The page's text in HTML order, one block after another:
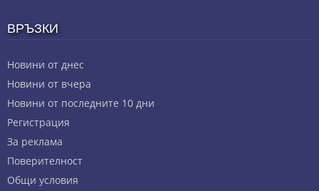
ВРЪЗКИ
Новини от днес
Новини от вчера
Новини от последните 10 дни
Регистрация
За реклама
Πoвepитeлнocт
Общи условия